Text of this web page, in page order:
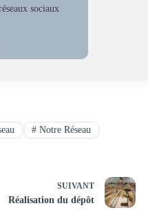
sociaux
# Notre Réseau
SUIVANT
Réalisation du dépôt